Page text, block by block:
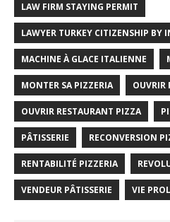
LAW FIRM STAYING PERMIT
LAWYER TURKEY CITIZENSHIP BY
MACHINE À GLACE ITALIENNE
MONTER SA PIZZERIA OUVRIR
OUVRIR RESTAURANT PIZZA
PÂTISSERIE RECONVERSION
RENTABILITÉ PIZZERIA
VENDEUR PÂTISSERIE VIE